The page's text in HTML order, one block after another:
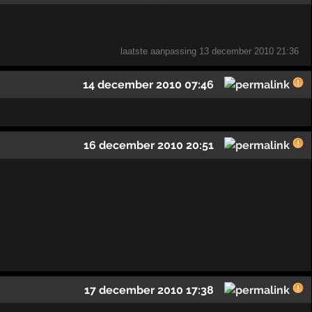
laatste aanpassing 13 december 2010 21:36
14 december 2010 07:46
16 december 2010 20:51
17 december 2010 17:38